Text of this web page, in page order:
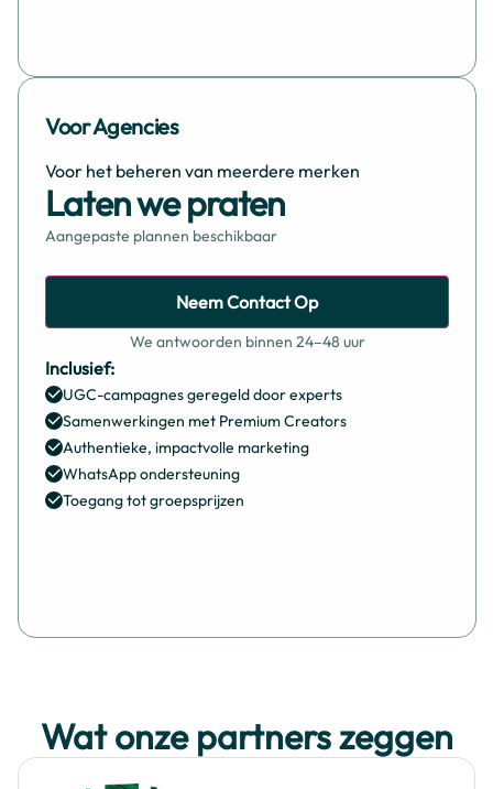
Voor Agencies
Voor het beheren van meerdere merken
Laten we praten
Aangepaste plannen beschikbaar
Neem Contact Op
We antwoorden binnen 24–48 uur
Inclusief:
UGC-campagnes geregeld door experts
Samenwerkingen met Premium Creators
Authentieke, impactvolle marketing
WhatsApp ondersteuning
Toegang tot groepsprijzen
Wat onze partners zeggen